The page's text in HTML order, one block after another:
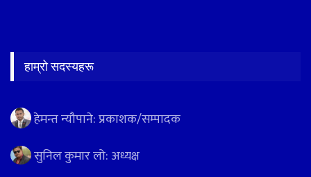
हाम्रो सदस्यहरू
हेमन्त न्यौपाने: प्रकाशक/सम्पादक
सुनिल कुमार लो: अध्यक्ष